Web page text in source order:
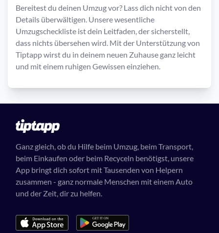
Bereitest du deinen Umzug vor? Lass dich nicht von den
Details überwältigen. Unsere wesentliche
Umzugscheckliste ist dein Leitfaden, der sicherstellt,
dass nichts übersehen wird. Mit der Unterstützung von
Tiptapp wirst du in deinem neuen Zuhause ganz leicht
und mit einem ruhigen Gewissen einziehen.
Ganz gleich, ob du Hilfe beim Umzug, beim Transport,
beim Einkaufen oder beim Recyceln benötigst, unsere
App bringt dich sofort mit Tausenden von Helpern
zusammen - ganz normale Menschen mit einem Auto
und der Zeit, dir zu helfen.